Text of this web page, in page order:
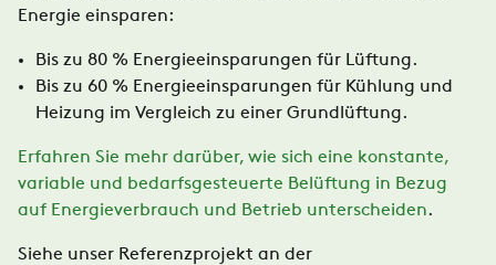
Energie einsparen:​
Bis zu 80 % Energieeinsparungen für Lüftung.
Bis zu 60 % Energieeinsparungen für Kühlung und
Heizung im Vergleich zu einer Grundlüftung.​
​Erfahren Sie mehr darüber, wie sich eine konstante,
variable und bedarfsgesteuerte Belüftung in Bezug
auf Energieverbrauch und Betrieb unterscheiden.
Siehe unser Referenzprojekt an der